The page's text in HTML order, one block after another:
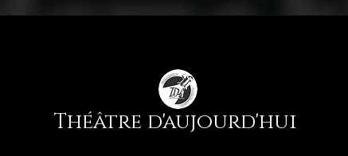
Théâtre d'aujourd'hui